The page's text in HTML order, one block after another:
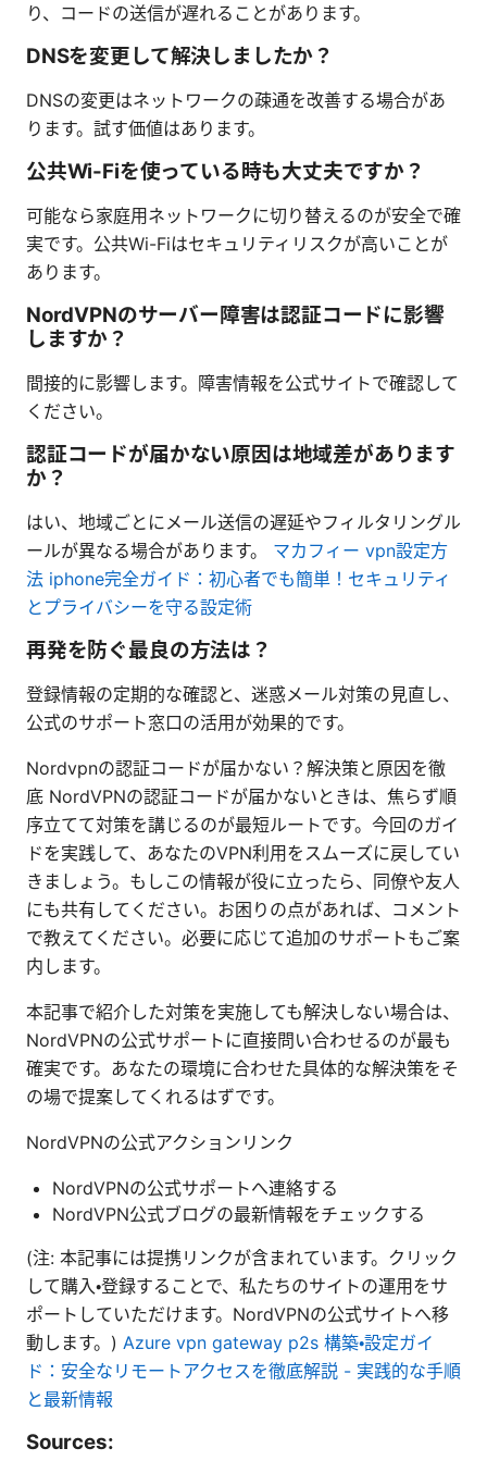
り、コードの送信が遅れることがあります。
DNSを変更して解決しましたか？
DNSの変更はネットワークの疎通を改善する場合があ
ります。試す価値はあります。
公共Wi-Fiを使っている時も大丈夫ですか？
可能なら家庭用ネットワークに切り替えるのが安全で確
実です。公共Wi-Fiはセキュリティリスクが高いことが
あります。
NordVPNのサーバー障害は認証コードに影響
しますか？
間接的に影響します。障害情報を公式サイトで確認して
ください。
認証コードが届かない原因は地域差があります
か？
はい、地域ごとにメール送信の遅延やフィルタリングル
ールが異なる場合があります。 マカフィー vpn設定方
法 iphone完全ガイド：初心者でも簡単！セキュリティ
とプライバシーを守る設定術
再発を防ぐ最良の方法は？
登録情報の定期的な確認と、迷惑メール対策の見直し、
公式のサポート窓口の活用が効果的です。
Nordvpnの認証コードが届かない？解決策と原因を徹
底 NordVPNの認証コードが届かないときは、焦らず順
序立てて対策を講じるのが最短ルートです。今回のガイ
ドを実践して、あなたのVPN利用をスムーズに戻してい
きましょう。もしこの情報が役に立ったら、同僚や友人
にも共有してください。お困りの点があれば、コメント
で教えてください。必要に応じて追加のサポートもご案
内します。
本記事で紹介した対策を実施しても解決しない場合は、
NordVPNの公式サポートに直接問い合わせるのが最も
確実です。あなたの環境に合わせた具体的な解決策をそ
の場で提案してくれるはずです。
NordVPNの公式アクションリンク
NordVPNの公式サポートへ連絡する
NordVPN公式ブログの最新情報をチェックする
(注: 本記事には提携リンクが含まれています。クリック
して購入・登録することで、私たちのサイトの運用をサ
ポートしていただけます。NordVPNの公式サイトへ移
動します。) Azure vpn gateway p2s 構築・設定ガイ
ド：安全なリモートアクセスを徹底解説 - 実践的な手順
と最新情報
Sources: